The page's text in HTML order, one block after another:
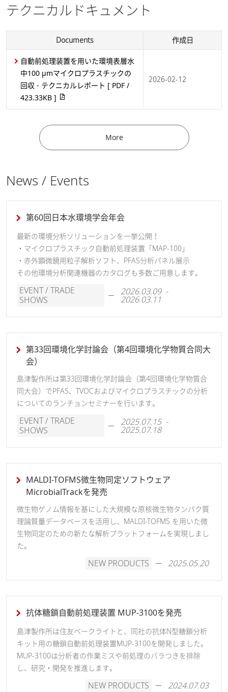
テクニカルドキュメント
Documents 作成日
自動前処理装置を用いた環境表層水
中100 μmマイクロプラスチックの
回収 - テクニカルレポート [ PDF /
423.33KB ]
2026-02-12
More
News / Events
第60回日本水環境学会年会
最新の環境分析ソリューションを一挙公開！
・マイクロプラスチック自動前処理装置「MAP-100」
・赤外顕微鏡用粒子解析ソフト、PFAS分析パネル展示
その他環境分析関連機器のカタログも多数ご用意します。
EVENT / TRADE
SHOWS
2026.03.09 -
2026.03.11
第33回環境化学討論会（第4回環境化学物質合同大
会）
島津製作所は第33回環境化学討論会（第4回環境化学物質合
同大会）でPFAS、TVOCおよびマイクロプラスチックの分析
についてのランチョンセミナーを行います。
EVENT / TRADE
SHOWS
2025.07.15 -
2025.07.18
MALDI-TOFMS微生物同定ソフトウェア
MicrobialTrackを発売
微生物ゲノム情報を基にした大規模な原核微生物タンパク質
理論質量データベースを活用し、MALDI-TOFMS を用いた微
生物同定のための新たな解析プラットフォームを実現しまし
た。
NEW PRODUCTS 2025.05.20
抗体糖鎖自動前処理装置 MUP-3100を発売
島津製作所は住友ベークライトと、同社の抗体N型糖鎖分析
キット用の糖鎖自動前処理装置MUP-3100を開発しました。
MUP-3100は分析者の作業ミスや前処理のバラつきを排除
し、研究・開発を推進します。
NEW PRODUCTS 2024.07.03